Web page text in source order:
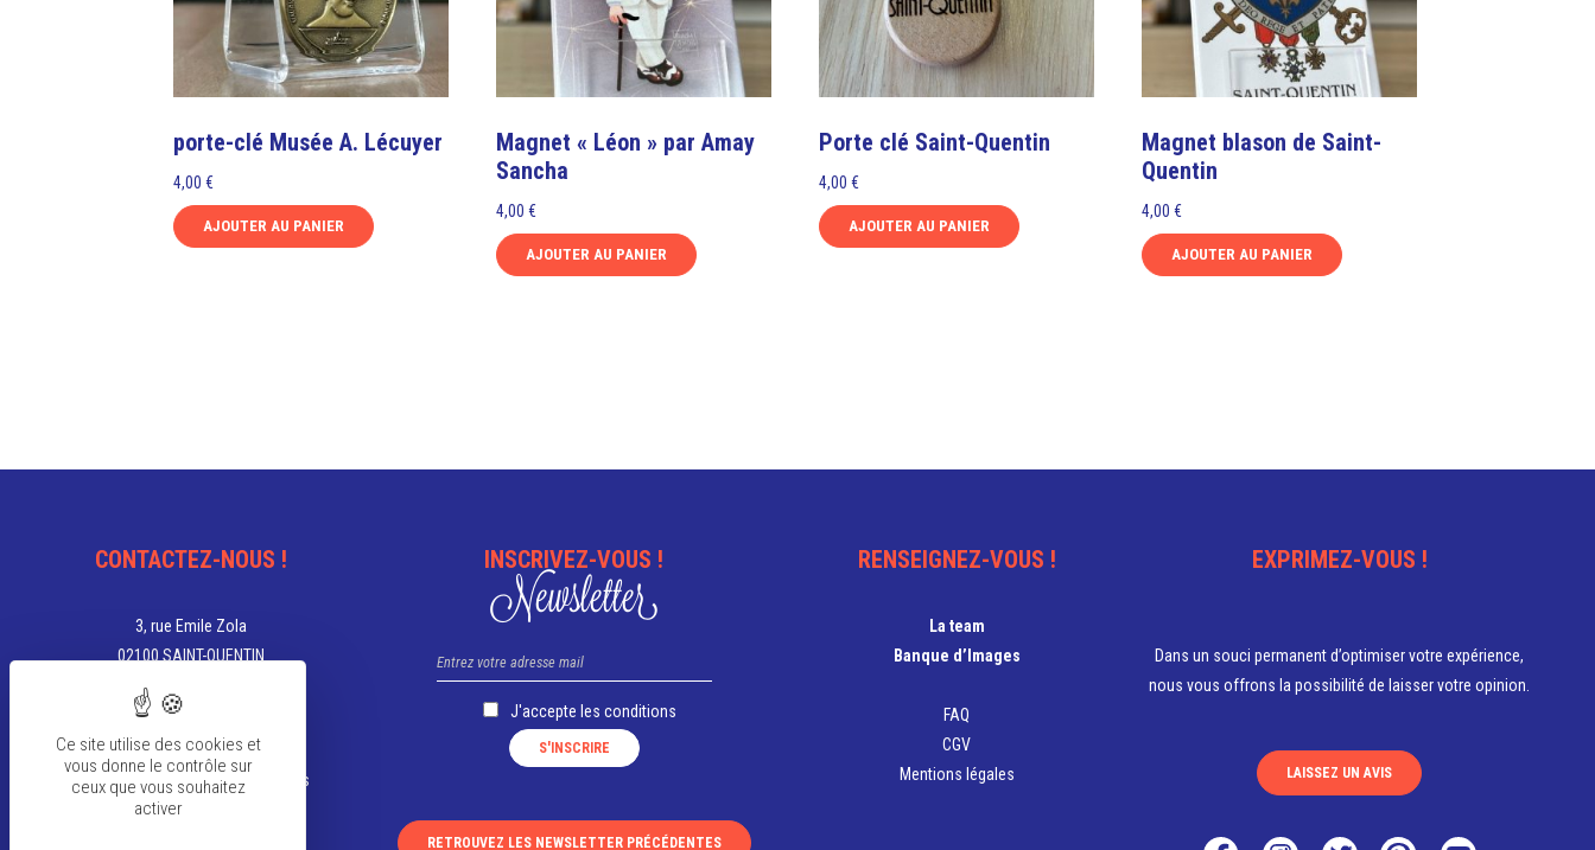
porte-clé Musée A. Lécuyer
4,00 €
AJOUTER AU PANIER
Magnet « Léon » par Amay
Sancha
4,00 €
AJOUTER AU PANIER
Porte clé Saint-Quentin
4,00 €
AJOUTER AU PANIER
Magnet blason de Saint-
Quentin
4,00€
AJOUTER AU PANIER
CONTACTEZ-NOUS !
3, rue Emile Zola
02100 SAINT-QUENTIN
03 23 67 05 00
tourisme@saint-quentin.fr
Aujourd'hui, nous sommes ouverts
de 9h à 12h et de 13h30 à 18h
INSCRIVEZ-VOUS !
Newsletter
J'accepte lesconditions
RETROUVEZ LES NEWSLETTER PRÉCÉDENTES
RENSEIGNEZ-VOUS !
La team
Banque d’Images
FAQ
CGV
Mentions légales
EXPRIMEZ-VOUS !
Dans un souci permanent d’optimiser votre expérience,
nous vous offrons la possibilité de laisser votre opinion.
LAISSEZ UN AVIS
Ce site utilise des cookies et
vous donne le contrôle sur
ceux que vous souhaitez
activer